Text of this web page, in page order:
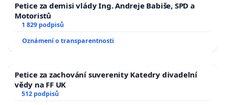
Petice za demisi vlády Ing. Andreje Babiše, SPD a
Motoristů
1 829 podpisů
Oznámení o transparentnosti
Petice za zachování suverenity Katedry divadelní
vědy na FF UK
512 podpisů